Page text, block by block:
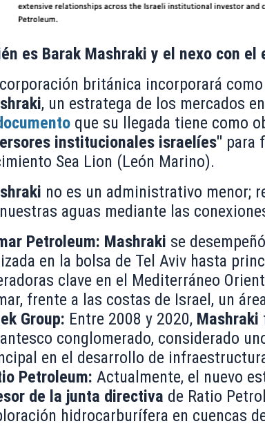
es Barak Mashraki y el nexo con
británica incorporará como
, un estratega de los mercados
que su llegada tiene como
institucionales israelíes"para
Sea Lion (León Marino).
no es un administrativo menor;
aguas mediante las
Petroleum: Mashraki se
en la bolsa de Tel Aviv hasta
clave en el Mediterráneo
frente a las costas de Israel, un
Group: Entre 2008 y 2020, Mashraki
conglomerado, considerado
en el desarrollo de
Petroleum: Actualmente, el nuevo
de la junta directiva de Ratio
hidrocarburífera en cuencas